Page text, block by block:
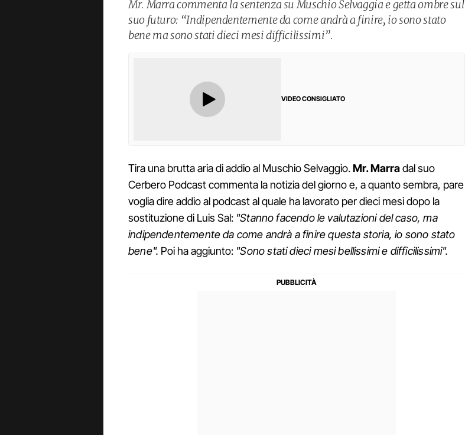
Mr. Marra commenta la sentenza su Muschio Selvaggia e getta ombre sul
suo futuro: “Indipendentemente da come andrà a finire, io sono stato
bene ma sono stati dieci mesi difficilissimi”.
VIDEO CONSIGLIATO
Tira una brutta aria di addio al Muschio Selvaggio.Mr. Marradal suo
Cerbero Podcast commenta la notizia del giorno e, a quanto sembra, pare
voglia dire addio al podcast al quale ha lavorato per dieci mesi dopo la
sostituzione di Luis Sal: "Stanno facendo le valutazioni del caso, ma
indipendentemente da come andrà a finire questa storia, io sono stato
bene". Poi ha aggiunto: "Sono stati dieci mesi bellissimi e difficilissimi".